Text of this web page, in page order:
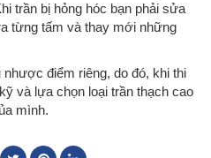
trần bị hỏng hóc bạn phải sửa
từng tấm và thay mới những
điểm riêng, do đó, khi thi
và lựa chọn loại trần thạch cao
mình.